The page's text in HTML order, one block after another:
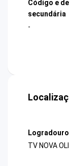
Código e
secundária
-
Logradouro
TV NOVA